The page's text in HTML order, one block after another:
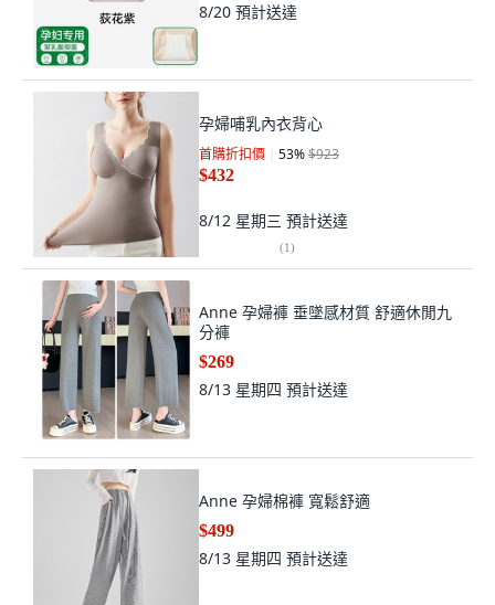
8/20 預計送達
孕婦哺乳內衣背心
首購折扣價 53%$923
$432
8/12 星期三 預計送達
(1)
Anne 孕婦褲 垂墜感材質 舒適休閒九
分褲
$269
8/13 星期四 預計送達
Anne 孕婦棉褲 寬鬆舒適
$499
8/13 星期四 預計送達